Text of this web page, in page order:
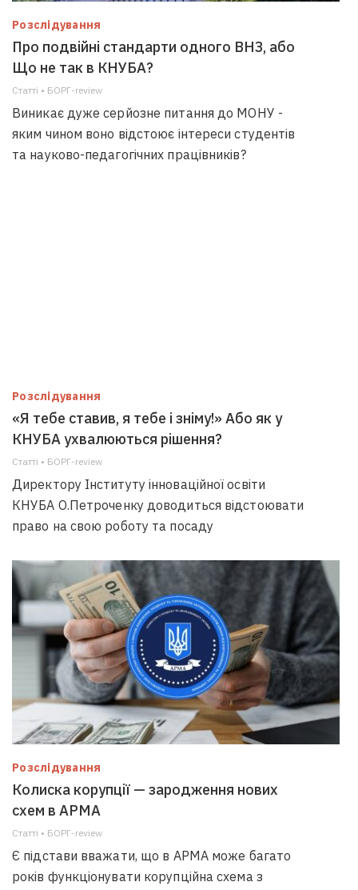
Розслідування
Про подвійні стандарти одного ВНЗ, або
Що не так в КНУБА?
Статті • БОРГ-review
Виникає дуже серйозне питання до МОНУ -
яким чином воно відстоює інтереси студентів
та науково-педагогічних працівників?
Розслідування
«Я тебе ставив, я тебе і зніму!» Або як у
КНУБА ухвалюються рішення?
Статті • БОРГ-review
Директору Інституту інноваційної освіти
КНУБА О.Петроченку доводиться відстоювати
право на свою роботу та посаду
Розслідування
Колиска корупції — зародження нових
схем в АРМА
Статті • БОРГ-review
Є підстави вважати, що в АРМА може багато
років функціонувати корупційна схема з